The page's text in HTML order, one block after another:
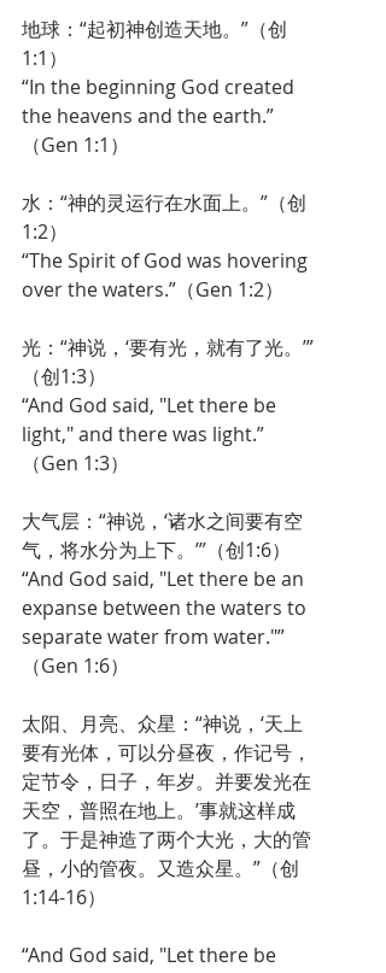
地球：“起初神创造天地。”（创
1:1）
“In the beginning God created
the heavens and the earth.”
（Gen 1:1）
水：“神的灵运行在水面上。”（创
1:2）
“The Spirit of God was hovering
over the waters.”（Gen 1:2）
光：“神说，‘要有光，就有了光。’”
（创1:3）
“And God said, "Let there be
light," and there was light.”
（Gen 1:3）
大气层：“神说，‘诸水之间要有空
气，将水分为上下。’”（创1:6）
“And God said, "Let there be an
expanse between the waters to
separate water from water."”
（Gen 1:6）
太阳、月亮、众星：“神说，‘天上
要有光体，可以分昼夜，作记号，
定节令，日子，年岁。并要发光在
天空，普照在地上。’事就这样成
了。于是神造了两个大光，大的管
昼，小的管夜。又造众星。”（创
1:14-16）
“And God said, "Let there be